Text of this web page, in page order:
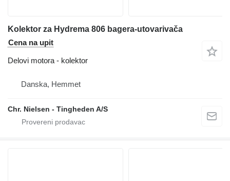
Kolektor za Hydrema 806 bagera-utovarivača
Cena na upit
Delovi motora - kolektor
Danska, Hemmet
Chr. Nielsen - Tingheden A/S